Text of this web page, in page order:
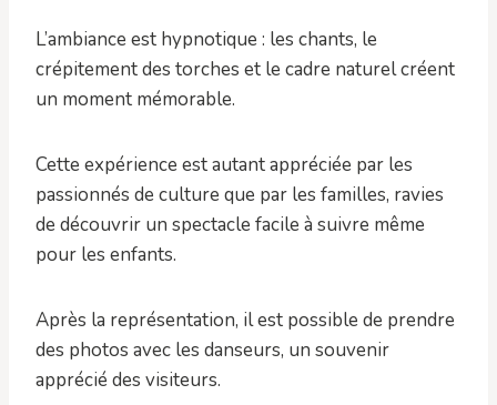
L’ambiance est hypnotique : les chants, le
crépitement des torches et le cadre naturel créent
un moment mémorable.
Cette expérience est autant appréciée par les
passionnés de culture que par les familles, ravies
de découvrir un spectacle facile à suivre même
pour les enfants.
Après la représentation, il est possible de prendre
des photos avec les danseurs, un souvenir
apprécié des visiteurs.